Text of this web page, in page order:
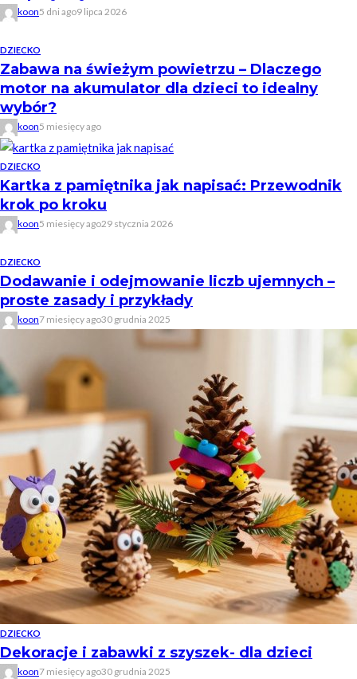
koon5 dni ago9 lipca 2026
DZIECKO
Zabawa na świeżym powietrzu – Dlaczego
motor na akumulator dla dzieci to idealny
wybór?
koon5 miesięcy ago
DZIECKO
Kartka z pamiętnika jak napisać: Przewodnik
krok po kroku
koon5 miesięcy ago29 stycznia 2026
DZIECKO
Dodawanie i odejmowanie liczb ujemnych –
proste zasady i przykłady
koon7 miesięcy ago30 grudnia 2025
DZIECKO
Dekoracje i zabawki z szyszek- dla dzieci
koon7 miesięcy ago30 grudnia 2025